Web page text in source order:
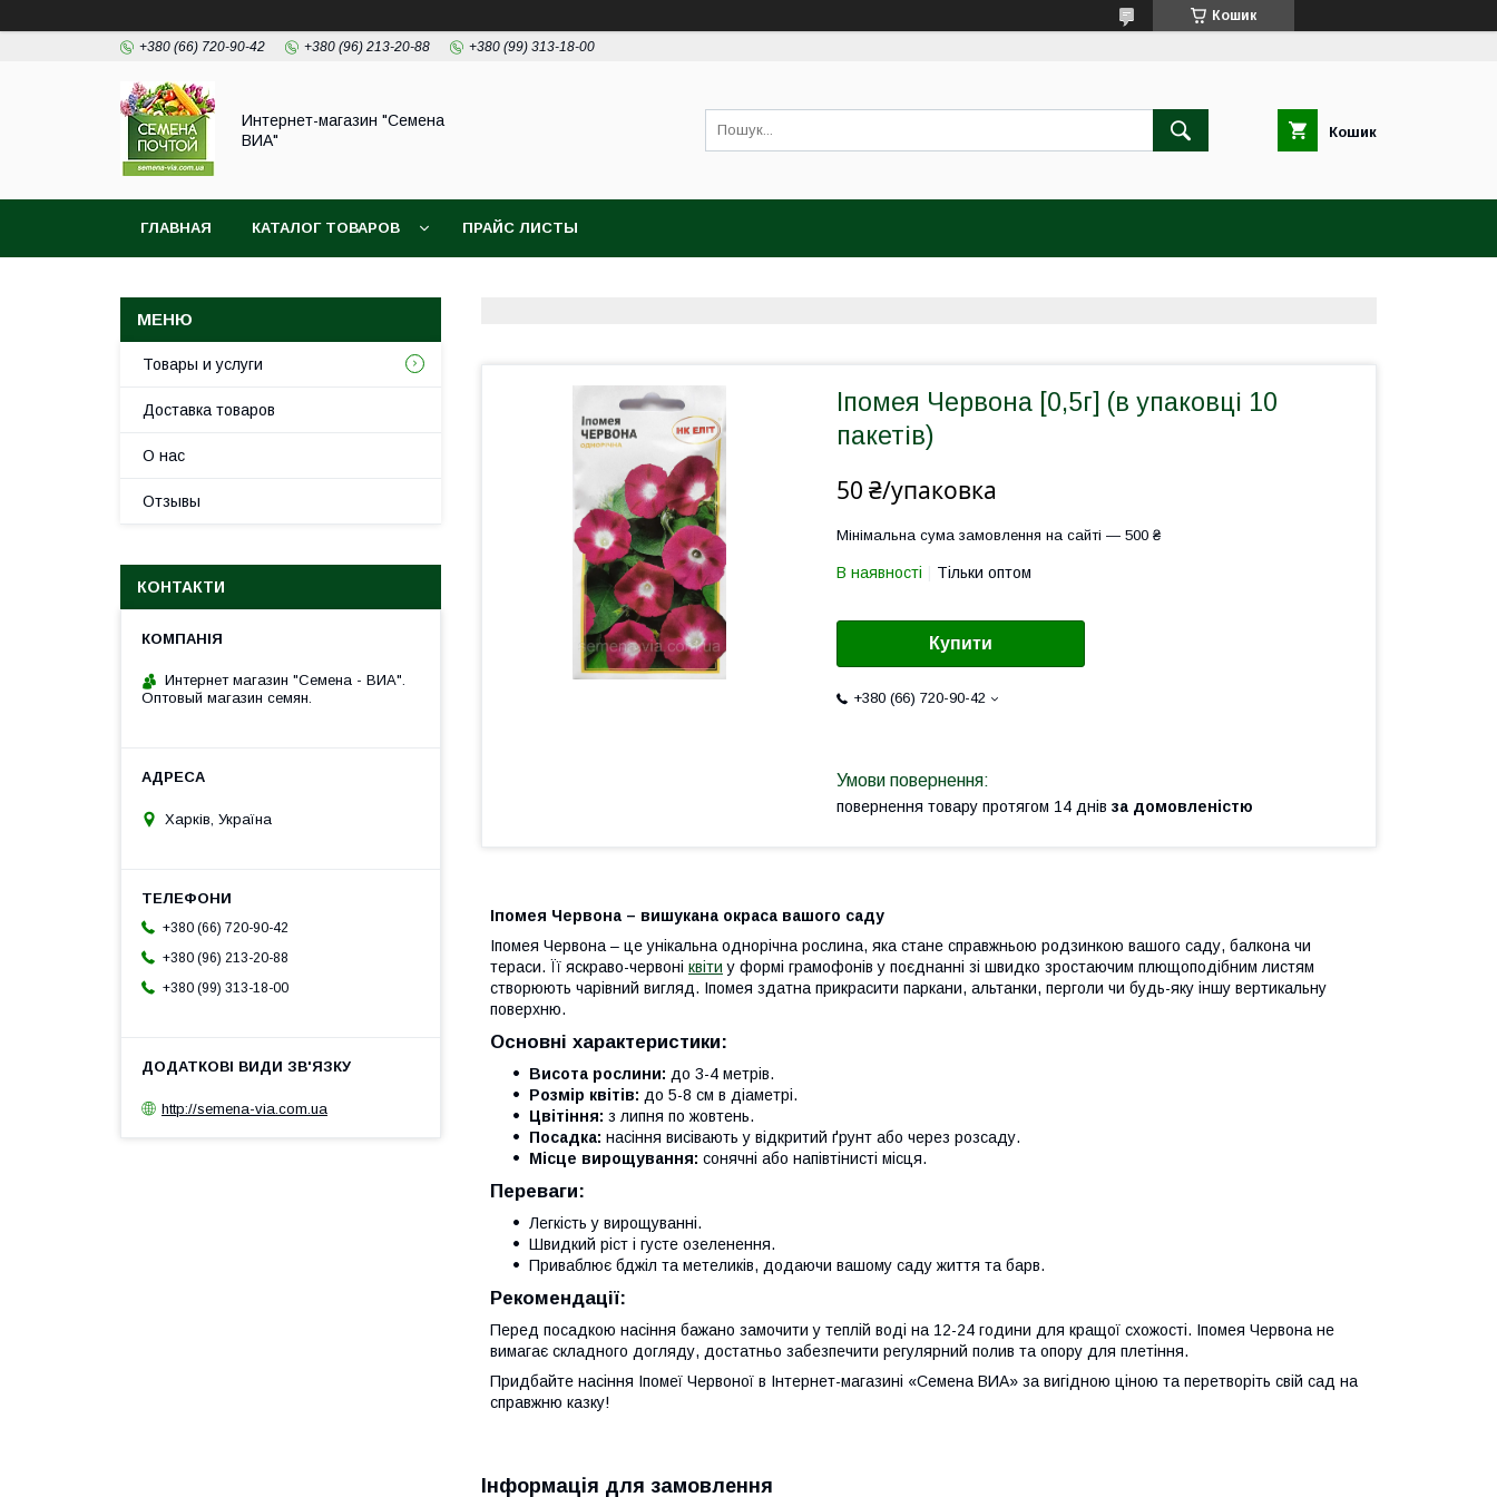
Кошик
+380 (66) 720-90-42 +380 (96) 213-20-88 +380 (99) 313-18-00
Интернет-магазин "Семена
ВИА"
Кошик
ГЛАВНАЯ КАТАЛОГ ТОВАРОВ ПРАЙС ЛИСТЫ
Іпомея Червона [0,5г] (в упаковці 10
пакетів)
50 ₴/упаковка
Мінімальна сума замовлення на сайті — 500 ₴
В наявності Тільки оптом
Купити
+380 (66) 720-90-42
повернення товару протягом 14 днів за домовленістю
Іпомея Червона – вишукана окраса вашого саду
Іпомея Червона – це унікальна однорічна рослина, яка стане справжньою родзинкою вашого саду, балкона чи
тераси. Її яскраво-червоні квіти у формі грамофонів у поєднанні зі швидко зростаючим плющоподібним листям
створюють чарівний вигляд. Іпомея здатна прикрасити паркани, альтанки, перголи чи будь-яку іншу вертикальну
поверхню.
Основні характеристики:
Висота рослини: до 3-4 метрів.
Розмір квітів: до 5-8 см в діаметрі.
Цвітіння: з липня по жовтень.
Посадка: насіння висівають у відкритий ґрунт або через розсаду.
Місце вирощування: сонячні або напівтінисті місця.
Переваги:
Легкість у вирощуванні.
Швидкий ріст і густе озеленення.
Приваблює бджіл та метеликів, додаючи вашому саду життя та барв.
Рекомендації:
Перед посадкою насіння бажано замочити у теплій воді на 12-24 години для кращої схожості. Іпомея Червона не
вимагає складного догляду, достатньо забезпечити регулярний полив та опору для плетіння.
Придбайте насіння Іпомеї Червоної в Інтернет-магазині «Семена ВИА» за вигідною ціною та перетворіть свій сад на
справжню казку!
Інформація для замовлення
Товары и услуги
Доставка товаров
О нас
Отзывы
КОНТАКТИ
Интернет магазин "Семена - ВИА".
Оптовый магазин семян.
Харків, Україна
+380 (66) 720-90-42
+380 (96) 213-20-88
+380 (99) 313-18-00
http://semena-via.com.ua